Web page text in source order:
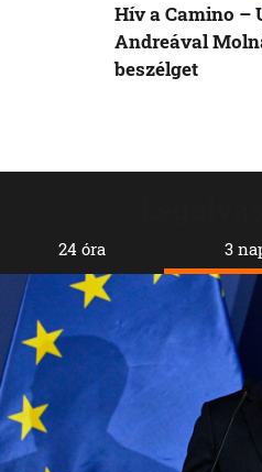
24 óra 3
Hív a Camino –
Andreával
beszélget